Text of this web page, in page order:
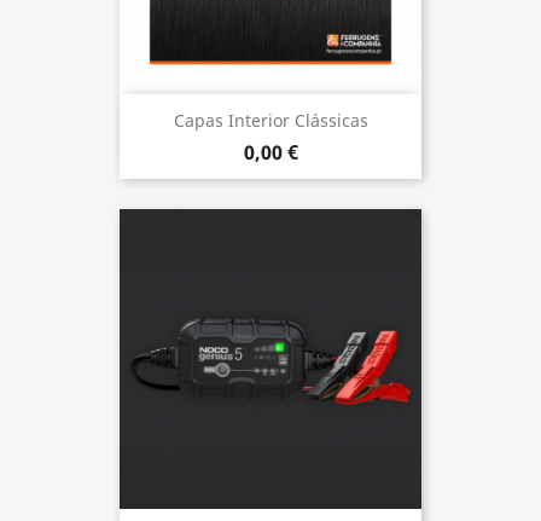
Capas Interior Clássicas
0,00 €